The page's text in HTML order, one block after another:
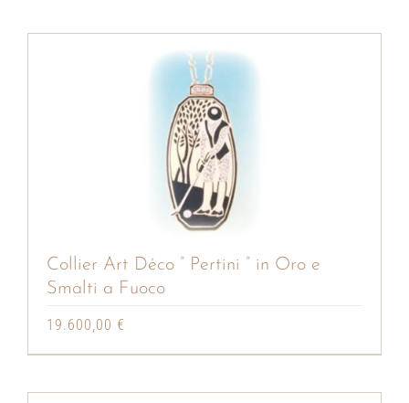
Collier Art Déco ” Pertini ” in Oro e
Smalti a Fuoco
19.600,00 €